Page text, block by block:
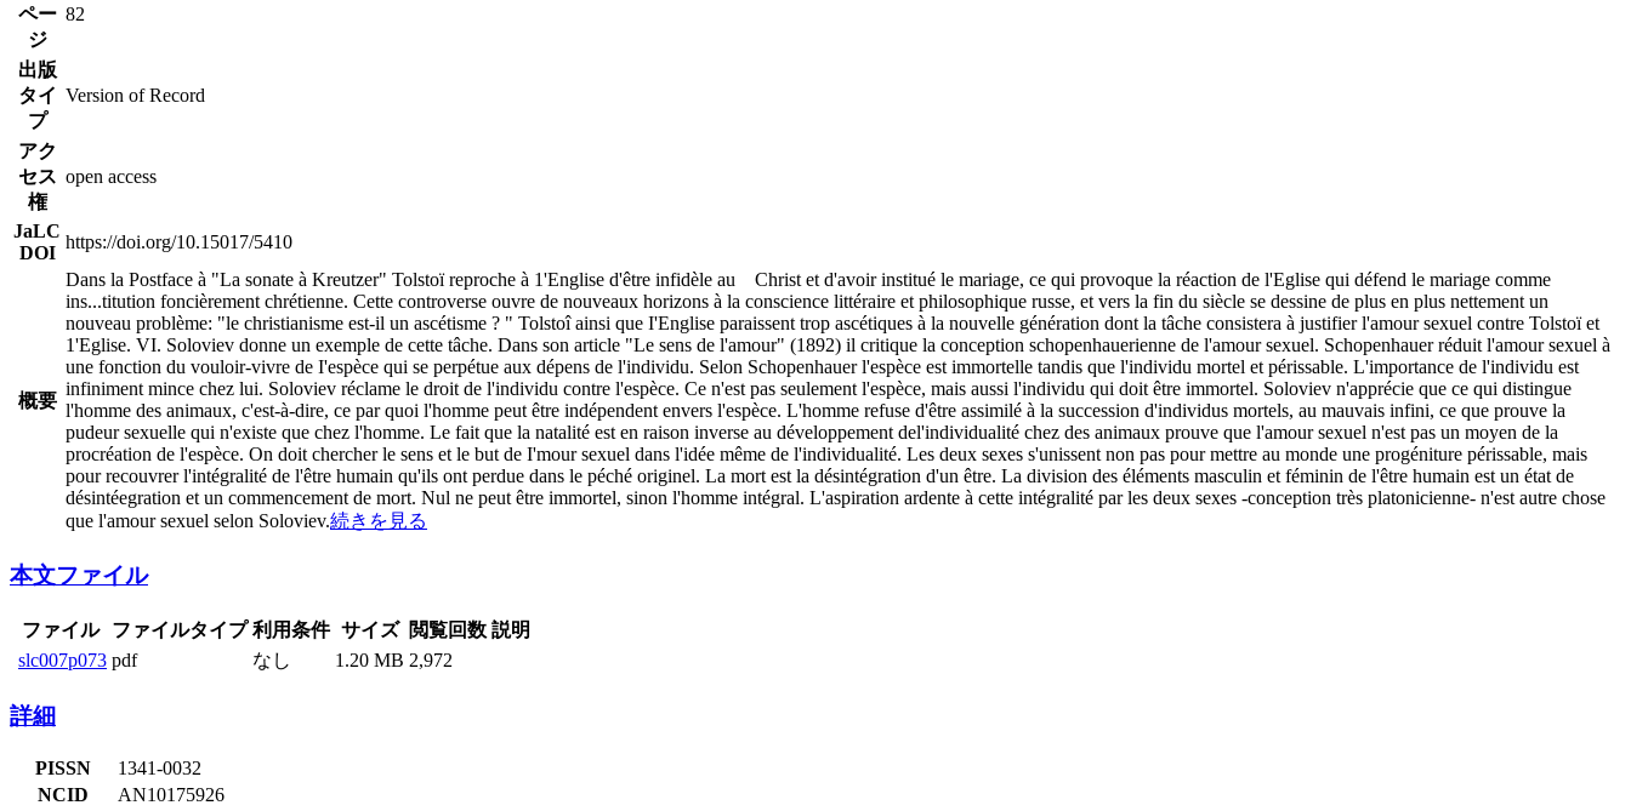
ペー
ジ
82
出版
タイ
プ
Version of Record
アク
セス
権
open access
JaLC
DOI
https://doi.org/10.15017/5410
概要
Dans la Postface à "La sonate à Kreutzer" Tolstoï reproche à 1'Englise d'être infidèle au Christ et d'avoir institué le mariage, ce qui provoque la réaction de l'Eglise qui défend le mariage comme
ins...titution foncièrement chrétienne. Cette controverse ouvre de nouveaux horizons à la conscience littéraire et philosophique russe, et vers la fin du siècle se dessine de plus en plus nettement un
nouveau problème: "le christianisme est-il un ascétisme ? " Tolstoî ainsi que I'Englise paraissent trop ascétiques à la nouvelle génération dont la tâche consistera à justifier l'amour sexuel contre Tolstoï et
1'Eglise. VI. Soloviev donne un exemple de cette tâche. Dans son article "Le sens de l'amour" (1892) il critique la conception schopenhauerienne de l'amour sexuel. Schopenhauer réduit l'amour sexuel à
une fonction du vouloir-vivre de I'espèce qui se perpétue aux dépens de l'individu. Selon Schopenhauer l'espèce est immortelle tandis que l'individu mortel et périssable. L'importance de l'individu est
infiniment mince chez lui. Soloviev réclame le droit de l'individu contre l'espèce. Ce n'est pas seulement l'espèce, mais aussi l'individu qui doit être immortel. Soloviev n'apprécie que ce qui distingue
l'homme des animaux, c'est-à-dire, ce par quoi l'homme peut être indépendent envers l'espèce. L'homme refuse d'être assimilé à la succession d'individus mortels, au mauvais infini, ce que prouve la
pudeur sexuelle qui n'existe que chez l'homme. Le fait que la natalité est en raison inverse au développement del'individualité chez des animaux prouve que l'amour sexuel n'est pas un moyen de la
procréation de l'espèce. On doit chercher le sens et le but de I'mour sexuel dans l'idée même de l'individualité. Les deux sexes s'unissent non pas pour mettre au monde une progéniture périssable, mais
pour recouvrer l'intégralité de l'être humain qu'ils ont perdue dans le péché originel. La mort est la désintégration d'un être. La division des éléments masculin et féminin de l'être humain est un état de
désintéegration et un commencement de mort. Nul ne peut être immortel, sinon l'homme intégral. L'aspiration ardente à cette intégralité par les deux sexes -conception très platonicienne- n'est autre chose
que l'amour sexuel selon Soloviev.続きを見る
本文ファイル
ファイル ファイルタイプ 利用条件 サイズ 閲覧回数 説明
slc007p073 pdf なし 1.20 MB 2,972
詳細
PISSN
1341-0032
NCID
AN10175926